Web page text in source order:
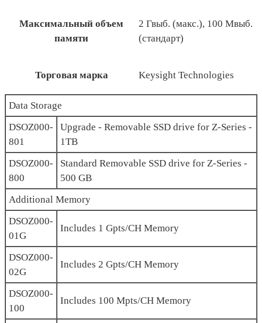
Максимальный объем
памяти
2 Гвыб. (макс.), 100 Мвыб.
(стандарт)
Торговая марка Keysight Technologies
Data Storage
DSOZ000-
801
Upgrade - Removable SSD drive for Z-Series -
1TB
DSOZ000-
800
Standard Removable SSD drive for Z-Series -
500 GB
Additional Memory
DSOZ000-
01G
Includes 1 Gpts/CH Memory
DSOZ000-
02G
Includes 2 Gpts/CH Memory
DSOZ000-
100
Includes 100 Mpts/CH Memory